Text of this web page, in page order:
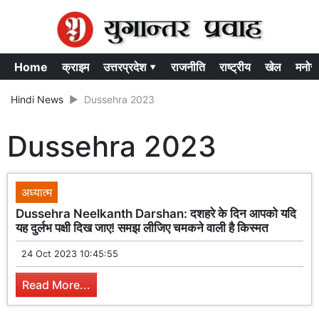
Home क्राइम उत्तरप्रदेश ▾ राजनीति राष्ट्रीय खेल
Hindi News Dussehra 2023
Dussehra 2023
अध्यात्म
Dussehra Neelkanth Darshan: दशहरे के दिन आपको यदि
यह दुर्लभ पक्षी दिख जाए! समझ लीजिए चमकने वाली है किस्मत
24 Oct 2023 10:45:55
Read More...